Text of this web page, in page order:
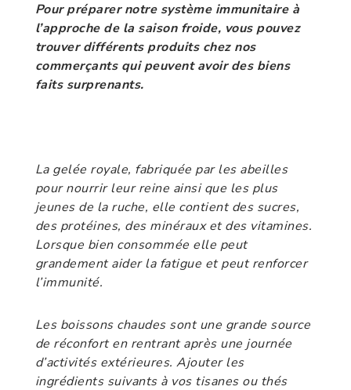
­Pour préparer notre système immunitaire à
l’approche de la saison froide, vous pouvez
trouver différents produits chez nos
commerçants qui peuvent avoir des biens
faits surprenants.
La gelée royale, fabriquée par les abeilles
pour nourrir leur reine ainsi que les plus
jeunes de la ruche, elle contient des sucres,
des protéines, des minéraux et des vitamines.
Lorsque bien consommée elle peut
grandement aider la fatigue et peut renforcer
l’immunité.
Les boissons chaudes sont une grande source
de réconfort en rentrant après une journée
d’activités extérieures. Ajouter les
ingrédients suivants à vos tisanes ou thés